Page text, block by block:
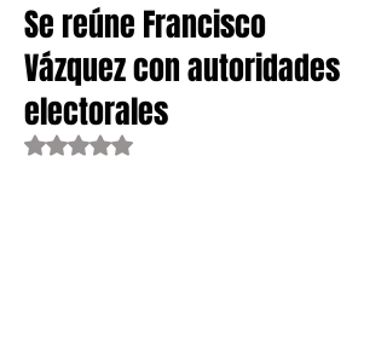
Se reúne Francisco
Vázquez con autoridades
electorales
Obtuvo NaN de 5 estrellas.